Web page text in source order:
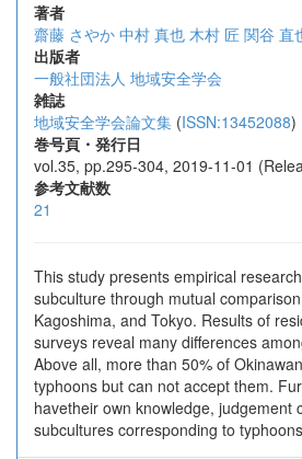
著者
齋藤 さやか 中村 真也 木村 匠 関谷 直
出版者
一般社団法人 地域安全学会
雑誌
地域安全学会論文集 (ISSN:13452088)
巻号頁・発行日
vol.35, pp.295-304, 2019-11-01
参考文献数
21
This study presents empirical
subculture through mutual
Kagoshima, and Tokyo. Results of
surveys reveal many differences
Above all, more than 50% of
typhoons but can not accept them.
havetheir own knowledge, judgement
subcultures corresponding to